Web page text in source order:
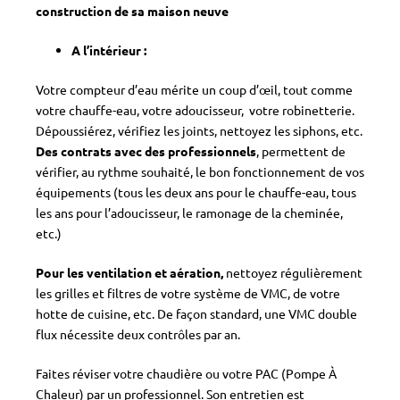
construction de sa maison neuve
A l’intérieur :
Votre compteur d’eau mérite un coup d’œil, tout comme
votre chauffe-eau, votre adoucisseur, votre robinetterie.
Dépoussiérez, vérifiez les joints, nettoyez les siphons, etc.
Des contrats avec des professionnels, permettent de
vérifier, au rythme souhaité, le bon fonctionnement de vos
équipements (tous les deux ans pour le chauffe-eau, tous
les ans pour l’adoucisseur, le ramonage de la cheminée,
etc.)
Pour les ventilation et aération, nettoyez régulièrement
les grilles et filtres de votre système de VMC, de votre
hotte de cuisine, etc. De façon standard, une VMC double
flux nécessite deux contrôles par an.
Faites réviser votre chaudière ou votre PAC (Pompe À
Chaleur) par un professionnel. Son entretien est